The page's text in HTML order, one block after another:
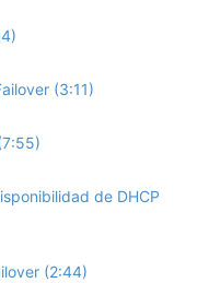
(3:11)
de DHCP
(2:44)